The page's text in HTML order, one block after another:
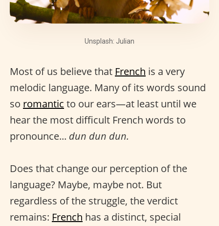
Unsplash: Julian
Most of us believe that French is a very
melodic language. Many of its words sound
so romantic to our ears—at least until we
hear the most difficult French words to
pronounce... dun dun dun.
Does that change our perception of the
language? Maybe, maybe not. But
regardless of the struggle, the verdict
remains: French has a distinct, special